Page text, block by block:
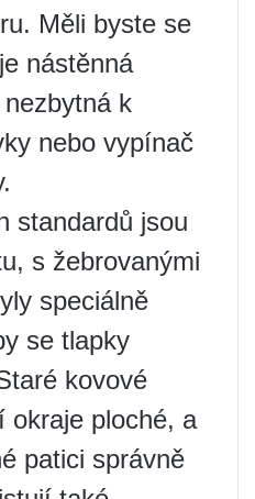
Měli byste se
nástěnná
k
nebo vypínač
standardů jsou
s žebrovanými
speciálně
se tlapky
kovové
okraje ploché, a
patici správně